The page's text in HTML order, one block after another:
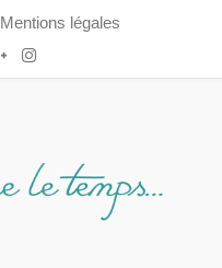
Mentions légales